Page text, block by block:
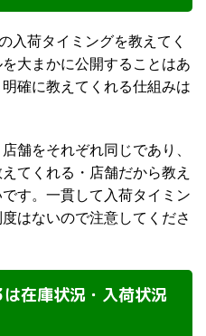
入荷タイミングを教えてく
大まかに公開することはあ
確に教えてくれる仕組みは
舗をそれぞれ同じであり、
てくれる・店舗だから教え
す。一貫して入荷タイミン
はないので注意してくださ
在庫状況・入荷状況